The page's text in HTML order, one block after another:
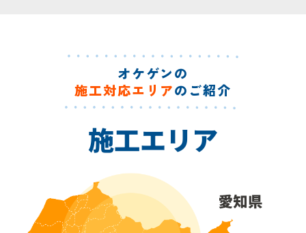
オケゲンの
施工対応エリアのご紹介
施工エリア